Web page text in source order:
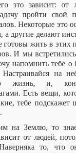
это зависит: от
пройти свой
Некоторые это
а другие делают
готовы жить в этих
И мы
напомнить тебе о
на
жизнь, и,
Есть вещи,
тебе подскажет
на Землю, то
от людей,
то, что